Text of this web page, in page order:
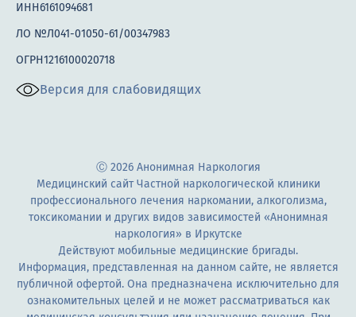
ИНН6161094681
ЛО №Л041-01050-61/00347983
ОГРН1216100020718
Версия для слабовидящих
Ⓒ 2026 Анонимная Наркология
Медицинский сайт Частной наркологической клиники
профессионального лечения наркомании, алкоголизма,
токсикомании и других видов зависимостей «Анонимная
наркология» в Иркутске
Действуют мобильные медицинские бригады.
Информация, представленная на данном сайте, не является
публичной офертой. Она предназначена исключительно для
ознакомительных целей и не может рассматриваться как